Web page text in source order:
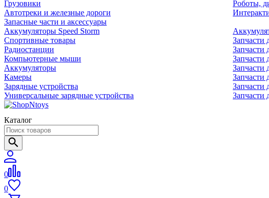
Грузовики
Автотреки и железные дороги
Роботы,
Запасные части и аксессуары
Аккумуляторы Speed Storm
Спортивные товары
Радиостанции
Компьютерные мыши
Аккумуляторы
Камеры
Зарядные устройства
Универсальные зарядные устройства
Запчасти
Запчасти
Запчасти
Запчасти
Запчасти
Запчасти
Запчасти
Каталог
0
0